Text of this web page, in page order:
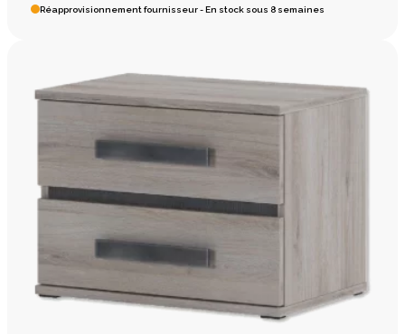
Réapprovisionnement fournisseur - En stock sous 8 semaines